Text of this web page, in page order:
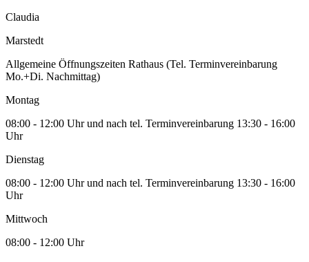
Claudia
Marstedt
Allgemeine Öffnungszeiten Rathaus (Tel. Terminvereinbarung
Mo.+Di. Nachmittag)
Montag
08:00 - 12:00 Uhr und nach tel. Terminvereinbarung 13:30 - 16:00
Uhr
Dienstag
08:00 - 12:00 Uhr und nach tel. Terminvereinbarung 13:30 - 16:00
Uhr
Mittwoch
08:00 - 12:00 Uhr